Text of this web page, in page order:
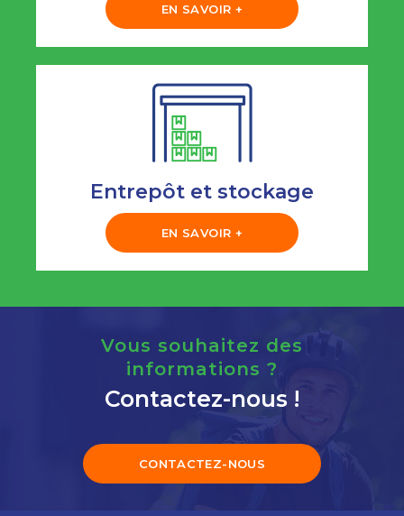
EN SAVOIR +
Entrepôt et stockage
EN SAVOIR +
Vous souhaitez des
informations ?
Contactez-nous !
CONTACTEZ-NOUS